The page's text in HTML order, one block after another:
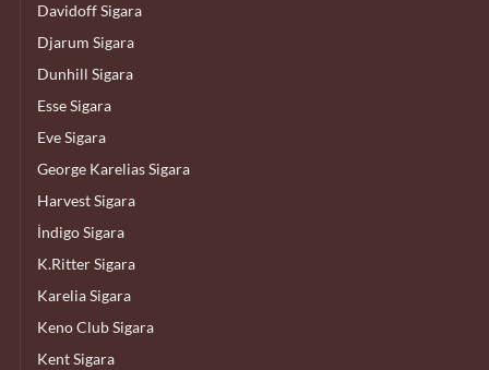
Davidoff Sigara
Djarum Sigara
Dunhill Sigara
Esse Sigara
Eve Sigara
George Karelias Sigara
Harvest Sigara
İndigo Sigara
K.Ritter Sigara
Karelia Sigara
Keno Club Sigara
Kent Sigara